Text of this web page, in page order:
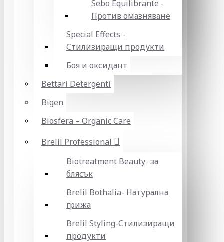
Sebo Equilibrante -
Против омазняване
Special Effects -
Стилизиращи продукти
Боя и оксидант
Bettari Detergenti
Bigen
Biosfera – Organic Care
Brelil Professional
Biotreatment Beauty- за
блясък
Brelil Bothalia- Натурална
грижа
Brelil Styling-Стилизиращи
продукти